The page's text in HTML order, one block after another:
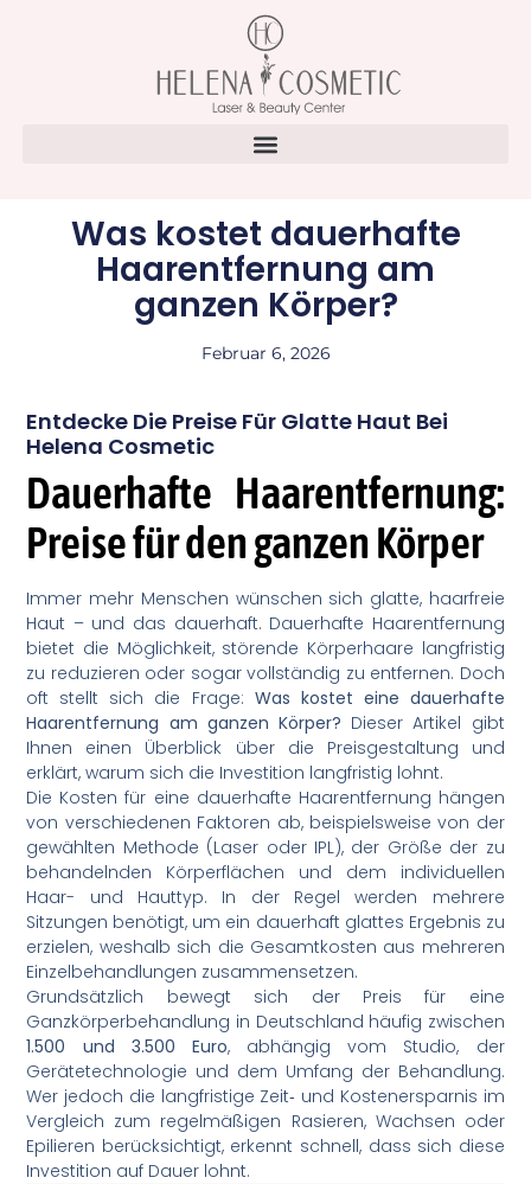
Was kostet dauerhafte
Haarentfernung am
ganzen Körper?
Februar 6, 2026
Entdecke Die Preise Für Glatte Haut Bei
Helena Cosmetic
Dauerhafte Haarentfernung:
Preise für den ganzen Körper
Immer mehr Menschen wünschen sich glatte, haarfreie
Haut – und das dauerhaft. Dauerhafte Haarentfernung
bietet die Möglichkeit, störende Körperhaare langfristig
zu reduzieren oder sogar vollständig zu entfernen. Doch
oft stellt sich die Frage: Was kostet eine dauerhafte
Haarentfernung am ganzen Körper? Dieser Artikel gibt
Ihnen einen Überblick über die Preisgestaltung und
erklärt, warum sich die Investition langfristig lohnt.
Die Kosten für eine dauerhafte Haarentfernung hängen
von verschiedenen Faktoren ab, beispielsweise von der
gewählten Methode (Laser oder IPL), der Größe der zu
behandelnden Körperflächen und dem individuellen
Haar- und Hauttyp. In der Regel werden mehrere
Sitzungen benötigt, um ein dauerhaft glattes Ergebnis zu
erzielen, weshalb sich die Gesamtkosten aus mehreren
Einzelbehandlungen zusammensetzen.
Grundsätzlich bewegt sich der Preis für eine
Ganzkörperbehandlung in Deutschland häufig zwischen
1.500 und 3.500 Euro, abhängig vom Studio, der
Gerätetechnologie und dem Umfang der Behandlung.
Wer jedoch die langfristige Zeit‑ und Kostenersparnis im
Vergleich zum regelmäßigen Rasieren, Wachsen oder
Epilieren berücksichtigt, erkennt schnell, dass sich diese
Investition auf Dauer lohnt.